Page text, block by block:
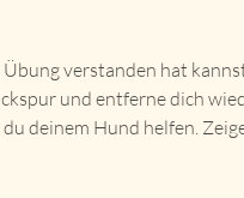
verstanden hat
und entferne dich
deinem Hund helfen.